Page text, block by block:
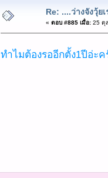
Re: ....ว่างจังวุ้ยเ
« ตอบ #885 เมื่อ:25 ตุ
ทำไมต้องรออีกตั้ง1ปีอ่ะ